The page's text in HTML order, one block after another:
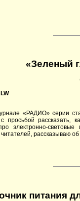
«Зеленый
«РАДИО» серии
просьбой рассказать,
электронно-световые
рассказываю
питания